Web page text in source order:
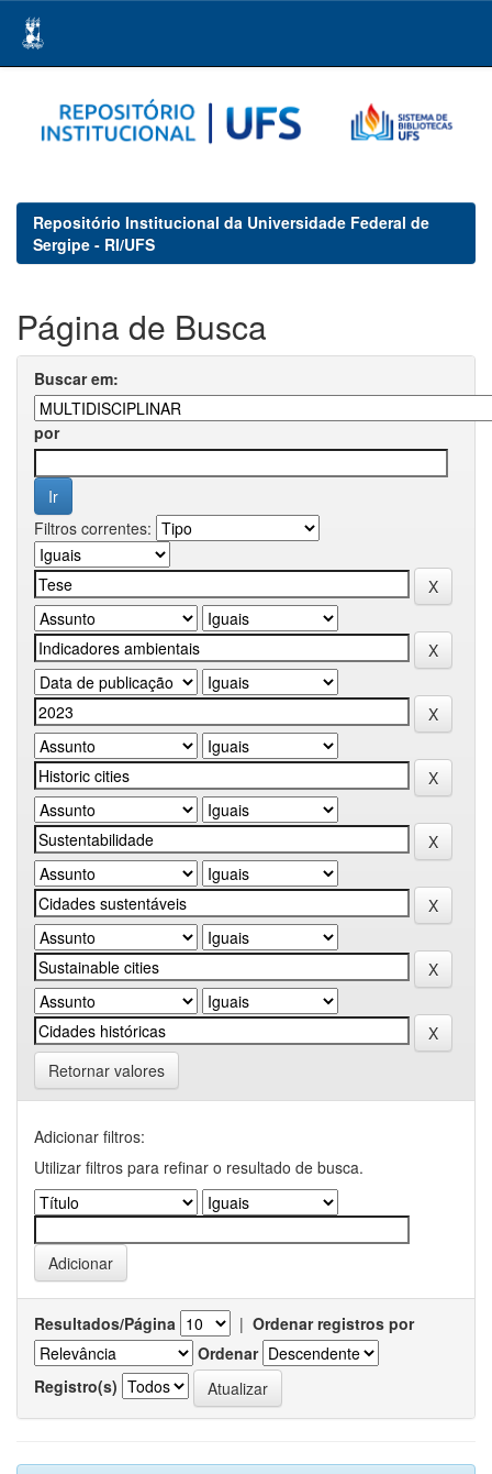
navigation
Repositório Institucional da Universidade Federal de
Sergipe - RI/UFS
Página de Busca
Buscar em:
por
Filtros correntes:
Retornar valores
Adicionar filtros:
Utilizar filtros para refinar o resultado de busca.
Resultados/Página | Ordenar registros por
Ordenar
Registro(s)